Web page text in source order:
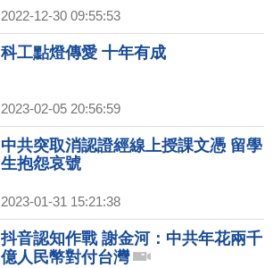
2022-12-30 09:55:53
科工點燈傳愛 十年有成
2023-02-05 20:56:59
中共突取消認證經線上授課文憑 留學
生抱怨哀號
2023-01-31 15:21:38
抖音認知作戰 謝金河：中共年花兩千
億人民幣對付台灣